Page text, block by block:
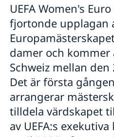
Så kan du få stöd
Svenska företag i Schweiz
Anmäl handelshinder i
UEFA Women's
fjortonde upplagan
damer och kommer
Schweiz mellan
Det är första
arrangerar
tilldela värdskapet
av UEFA:s